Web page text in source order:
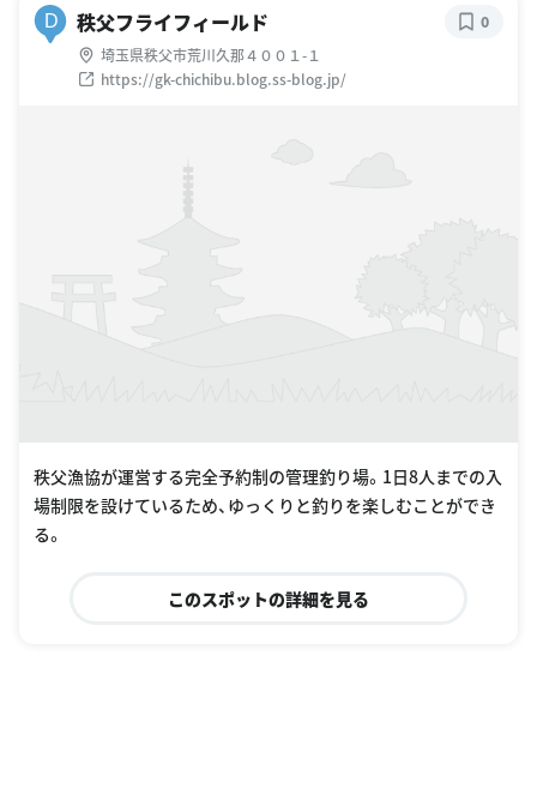
D 秩父フライフィールド
埼玉県秩父市荒川久那４００１-１
https://gk-chichibu.blog.ss-blog.jp/
0
秩父漁協が運営する完全予約制の管理釣り場。1日8人までの入
場制限を設けているため、ゆっくりと釣りを楽しむことができ
る。
このスポットの詳細を見る